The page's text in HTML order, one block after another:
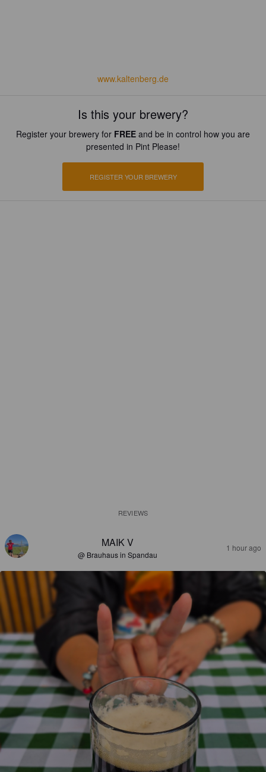
www.kaltenberg.de
Is this your brewery?
Register your brewery for FREE and be in control how you are
presented in Pint Please!
REGISTER YOUR BREWERY
REVIEWS
MAIK V
@ Brauhaus in Spandau
1 hour ago